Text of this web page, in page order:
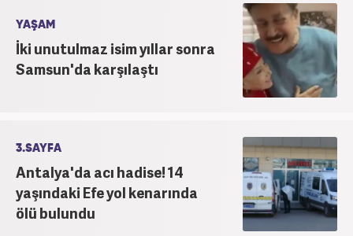
YAŞAM
İki unutulmaz isim yıllar sonra
Samsun'da karşılaştı
3.SAYFA
Antalya'da acı hadise! 14
yaşındaki Efe yol kenarında
ölü bulundu